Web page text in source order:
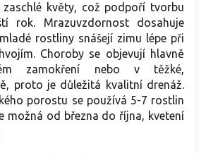
květy, což podpoří tvorbu
rok. Mrazuvzdornost dosahuje
rostliny snášejí zimu lépe při
Choroby se objevují hlavně
zamokření nebo v těžké,
proto je důležitá kvalitní drenáž.
porostu se používá 5-7 rostlin
možná od března do října, kvetení